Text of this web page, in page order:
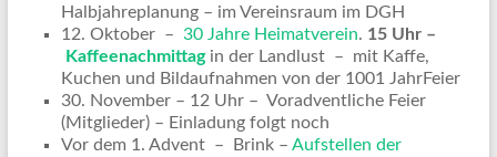
Halbjahreplanung – im Vereinsraum im DGH
12. Oktober – 30 Jahre Heimatverein. 15 Uhr –
Kaffeenachmittag in der Landlust – mit Kaffe,
Kuchen und Bildaufnahmen von der 1001 JahrFeier
30. November – 12 Uhr – Voradventliche Feier
(Mitglieder) – Einladung folgt noch
Vor dem 1. Advent – Brink – Aufstellen der